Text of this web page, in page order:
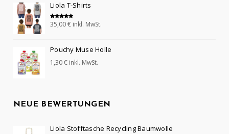
Liola T-Shirts
Bewertet mit
5.00
35,00€ inkl. MwSt.
Pouchy Muse Holle
1,30€ inkl. MwSt.
NEUE BEWERTUNGEN
Liola Stofftasche Recycling Baumwolle